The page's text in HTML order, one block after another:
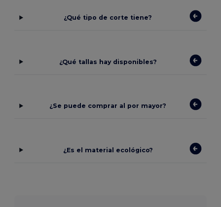
¿Qué tipo de corte tiene?
¿Qué tallas hay disponibles?
¿Se puede comprar al por mayor?
¿Es el material ecológico?